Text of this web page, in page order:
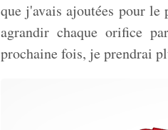
que j'avais ajoutées pour le
agrandir chaque orifice
prochaine fois, je prendrai